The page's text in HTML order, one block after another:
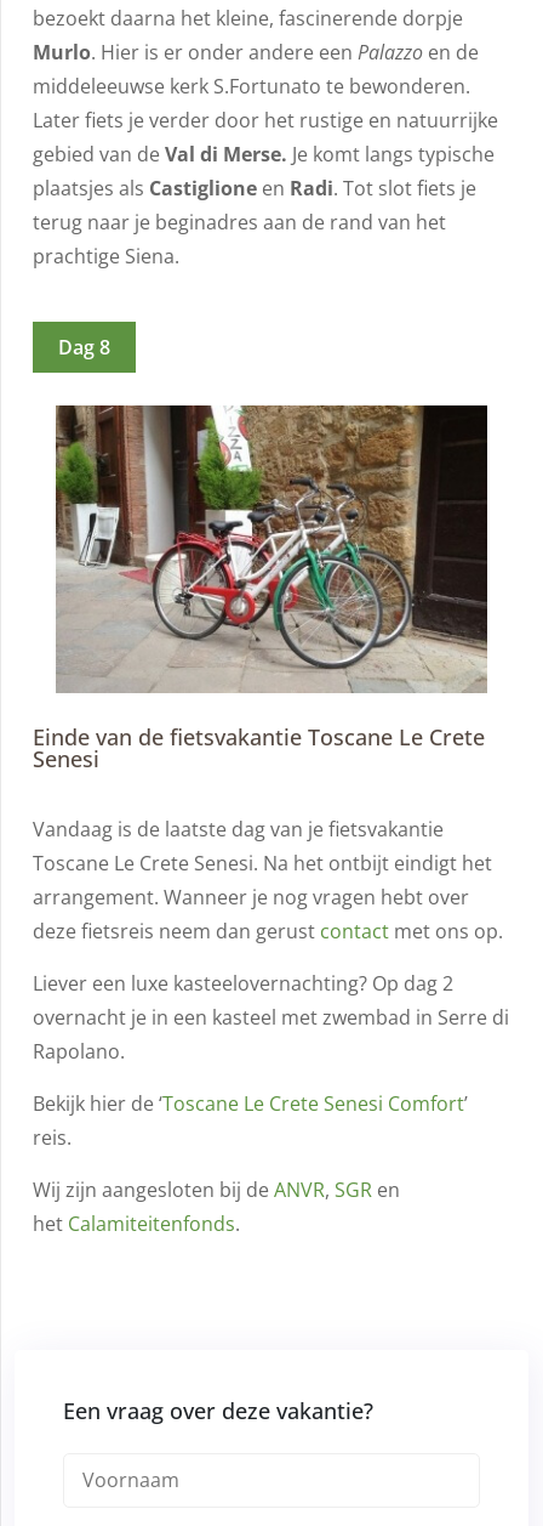
bezoekt daarna het kleine, fascinerende dorpje
Murlo. Hier is er onder andere een Palazzo en de
middeleeuwse kerk S.Fortunato te bewonderen.
Later fiets je verder door het rustige en natuurrijke
gebied van deVal di Merse. Je komt langs typische
plaatsjes als Castiglione en Radi. Tot slot fiets je
terug naar je beginadres aan de rand van het
prachtige Siena.
Dag 8
Einde van de fietsvakantie Toscane Le Crete
Senesi
Vandaag is de laatste dag van je fietsvakantie
Toscane Le Crete Senesi. Na het ontbijt eindigt het
arrangement. Wanneer je nog vragen hebt over
deze fietsreis neem dan gerust contact met ons op.
Liever een luxe kasteelovernachting? Op dag 2
overnacht je in een kasteel met zwembad in Serre di
Rapolano.
Bekijk hier de ‘Toscane Le Crete Senesi Comfort’
reis.
Wij zijn aangesloten bij deANVR, SGR en
het Calamiteitenfonds.
Een vraag over deze vakantie?